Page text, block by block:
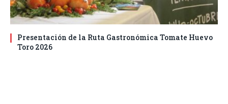
Presentación de la Ruta Gastronómica Tomate Huevo
Toro 2026